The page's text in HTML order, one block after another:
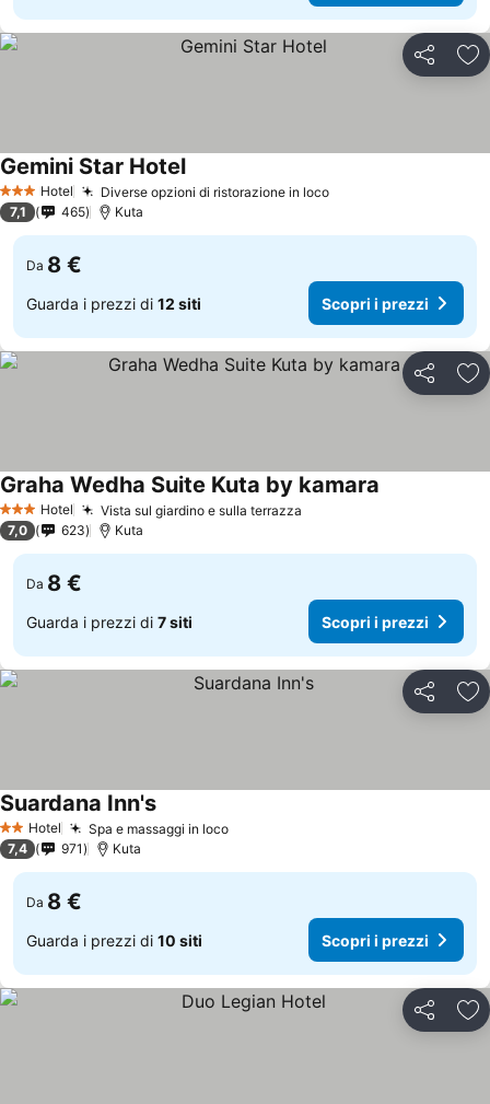
Condividi
3 StelleHotel Diverse opzioni di ristorazione in locoScopri i prezzi
Gemini Star HotelScopri i prezzi
7,1 465 Kuta
Da 8 €
Guarda i prezzi di 12 siti Scopri i prezzi
Condividi
3 StelleHotel Vista sul giardino e sulla terrazza
Graha Wedha Suite Kuta by kamara
7,0 623 Kuta
Da 8 €
Guarda i prezzi di 7 siti Scopri i prezzi
Condividi
2 StelleHotel Spa e massaggi in locoScopri i prezzi
Suardana Inn'sScopri i prezzi
7,4 971 Kuta
Da 8 €
Guarda i prezzi di 10 siti Scopri i prezzi
Condividi